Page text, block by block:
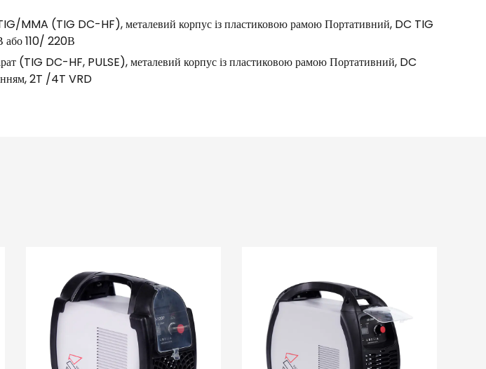
MMA (TIG DC-HF), металевий корпус із пластиковою рамою Портативний, DC TIG
або 110/ 220В
DC-HF, PULSE), металевий корпус із пластиковою рамою Портативний, DC
2T /4T VRD